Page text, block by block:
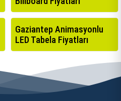
Gaziantep Animasyonlu
LED Tabela Fiyatları